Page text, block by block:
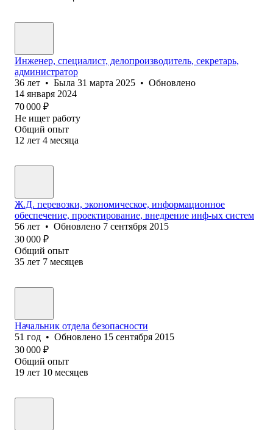
Инженер, специалист, делопроизводитель, секретарь,
администратор
36 лет • Была 31 марта 2025 • Обновлено
14 января 2024
70 000 ₽
Не ищет работу
Общий опыт
12 лет 4 месяца
Ж.Д. перевозки, экономическое, информационное
обеспечение, проектирование, внедрение инф-ых систем
56 лет • Обновлено 7 сентября 2015
30 000 ₽
Общий опыт
35 лет 7 месяцев
Начальник отдела безопасности
51 год • Обновлено 15 сентября 2015
30 000 ₽
Общий опыт
19 лет 10 месяцев